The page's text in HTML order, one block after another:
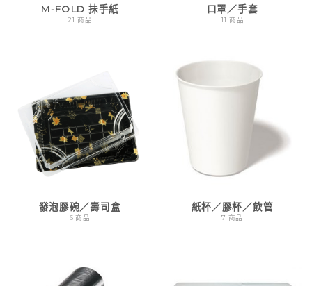
M-FOLD 抺手紙
21 商品
口罩／手套
11 商品
發泡膠碗／壽司盒
6 商品
紙杯／膠杯／飲管
7 商品